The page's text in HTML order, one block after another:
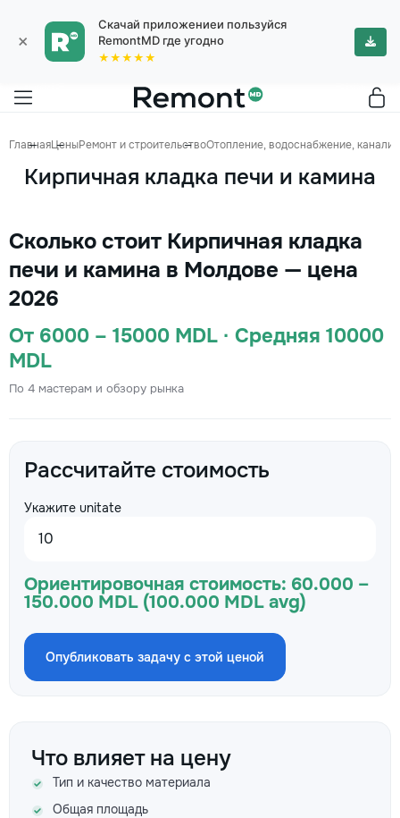
×
Скачай приложениеи пользуйся
RemontMD где угодно
★★★★★
ГлавнаяЦеныРемонт и строительствоОтопление, водоснабжение,
Кирпичная кладка печи и камина
Сколько стоит Кирпичная кладка
печи и камина в Молдове — цена
2026
От 6000 – 15000 MDL · Средняя 10000
MDL
По 4 мастерам и обзору рынка
Рассчитайте стоимость
Укажите unitate
Ориентировочная стоимость: 60.000 –
150.000 MDL (100.000 MDL avg)
Опубликовать задачу с этой ценой
Что влияет на цену
Тип и качество материала
Общая площадь